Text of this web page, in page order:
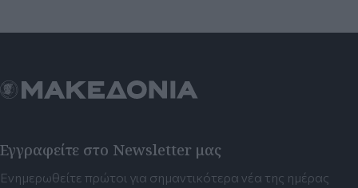
Εγγραφείτε στο Newsletter μας
Ενημερωθείτε πρώτοι για σημαντικότερα νέα της ημέρας